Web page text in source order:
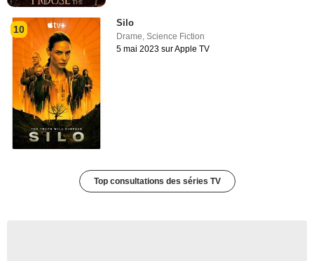
10
Silo
Drame,Science Fiction
5 mai 2023 sur Apple TV
Top consultations des séries TV